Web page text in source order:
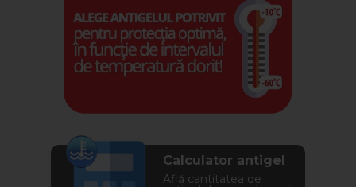
Calculator antigel
Află cantitatea de